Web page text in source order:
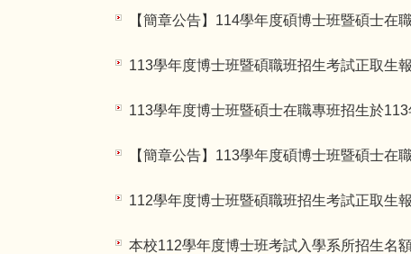
【簡章公告】114學年度碩博士班暨碩士在
113學年度博士班暨碩職班招生考試正取生
113學年度博士班暨碩士在職專班招生於
【簡章公告】113學年度碩博士班暨碩士在
112學年度博士班暨碩職班招生考試正取生
本校112學年度博士班考試入學系所招生名